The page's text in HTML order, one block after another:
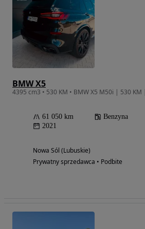
BMW X5
61 050 km Benzyna
2021
Nowa Sól (Lubuskie)
Prywatny sprzedawca • Podbite